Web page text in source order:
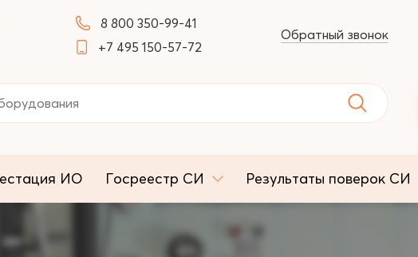
8 800 350-99-41
+7 495 150-57-72
Обратный звонок
ИО Госреестр СИ Результаты поверок СИ